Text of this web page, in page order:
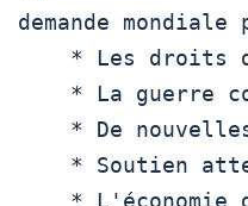
demande